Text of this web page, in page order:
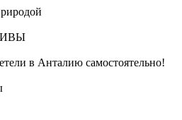
в Анталию самостоятельно!